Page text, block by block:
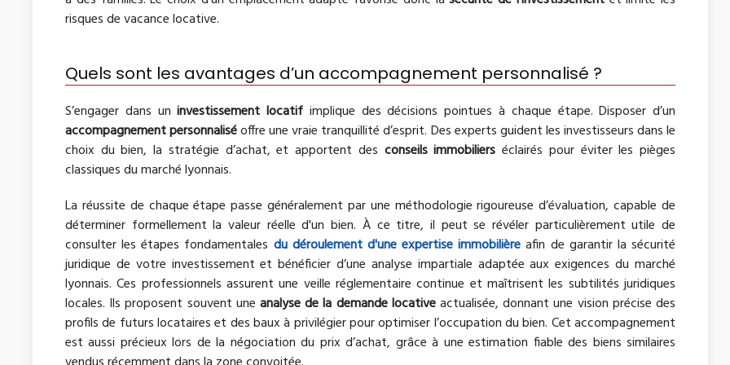
risques de vacance locative.
Quels sont les avantages d’un accompagnement personnalisé ?
S’engager dans uninvestissement locatif implique des décisions pointues à chaque étape. Disposer d’un
accompagnement personnaliséoffre une vraie tranquillité d’esprit. Des experts guident les investisseurs dans le
choix du bien, la stratégie d’achat, et apportent des conseils immobiliers éclairés pour éviter les pièges
classiques du marché lyonnais.
La réussite de chaque étape passe généralement par une méthodologie rigoureuse d’évaluation, capable de
déterminer formellement la valeur réelle d'un bien. À ce titre, il peut se révéler particulièrement utile de
consulter les étapes fondamentales du déroulement d'une expertise immobilière afin de garantir la sécurité
juridique de votre investissement et bénéficier d’une analyse impartiale adaptée aux exigences du marché
lyonnais. Ces professionnels assurent une veille réglementaire continue et maîtrisent les subtilités juridiques
locales. Ils proposent souvent uneanalyse de la demande locativeactualisée, donnant une vision précise des
profils de futurs locataires et des baux à privilégier pour optimiser l’occupation du bien. Cet accompagnement
est aussi précieux lors de la négociation du prix d’achat, grâce à une estimation fiable des biens similaires